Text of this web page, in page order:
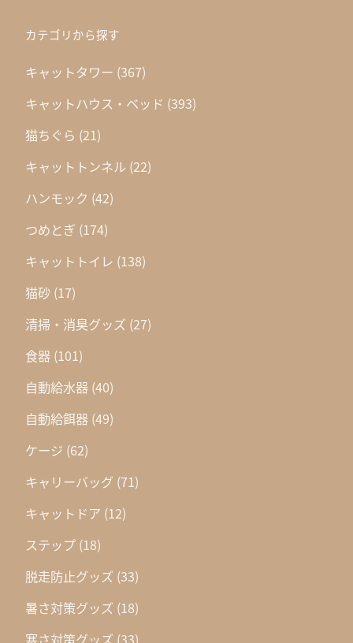
カテゴリから探す
キャットタワー (367)
キャットハウス・ベッド (393)
猫ちぐら (21)
キャットトンネル (22)
ハンモック (42)
つめとぎ (174)
キャットトイレ (138)
猫砂 (17)
清掃・消臭グッズ (27)
食器 (101)
自動給水器 (40)
自動給餌器 (49)
ケージ (62)
キャリーバッグ (71)
キャットドア (12)
ステップ (18)
脱走防止グッズ (33)
暑さ対策グッズ (18)
寒さ対策グッズ (33)